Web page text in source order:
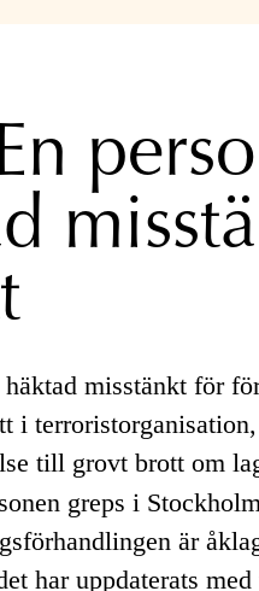
misstänkt för
i terroristorganisation,
till grovt brott om
greps i
är
har uppdaterats